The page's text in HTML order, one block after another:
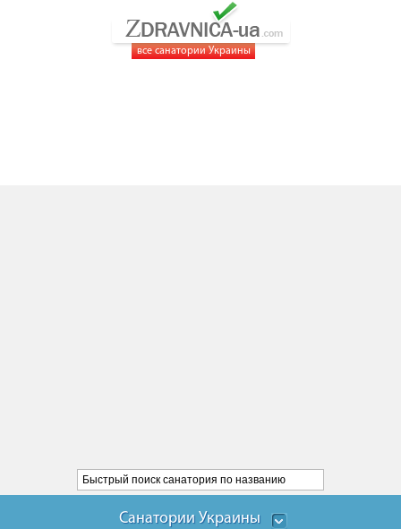
все санатории Украины
Санатории Украины